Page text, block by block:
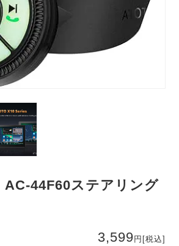
AC-44F60ステアリング
3,599 円 [税込]